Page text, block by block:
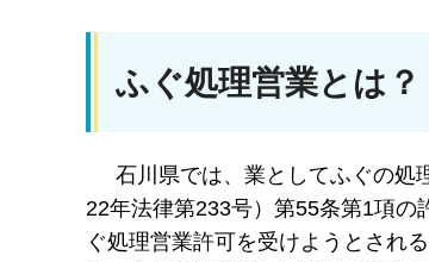
ふぐ処理営業とは？
石川県では、業としてふぐの処
22年法律第233号）第55条第1項の
ぐ処理営業許可を受けようとされ